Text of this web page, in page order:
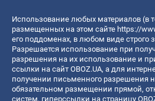
Использование любых материалов (в
размещенных на этом сайте https://
его поддоменах, в любом виде строго
Разрешается использование при
разрешения на их использование и
ссылки на сайт OBOZ.UA, а для
получении письменного разрешения
обязательном размещении прямой,
систем, гиперссылки на страницу